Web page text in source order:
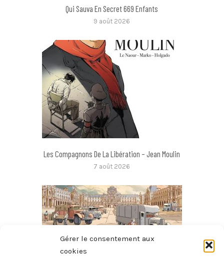
Gérer le consentement aux
cookies
Qui Sauva En Secret 669 Enfants
9 août 2026
Les Compagnons De La Libération – Jean Moulin
7 août 2026